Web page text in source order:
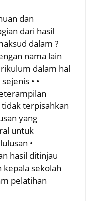
dan
dari hasil
dalam ?
nama lain
dalam hal
• •
terpisahkan
yang
untuk
•
hasil ditinjau
sekolah
pelatihan